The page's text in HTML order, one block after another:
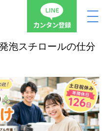
カンタン登録
泡スチロールの仕分